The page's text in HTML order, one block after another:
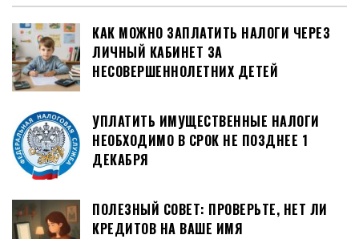
КАК МОЖНО ЗАПЛАТИТЬ НАЛОГИ ЧЕРЕЗ
ЛИЧНЫЙ КАБИНЕТ ЗА
НЕСОВЕРШЕННОЛЕТНИХ ДЕТЕЙ
УПЛАТИТЬ ИМУЩЕСТВЕННЫЕ НАЛОГИ
НЕОБХОДИМО В СРОК НЕ ПОЗДНЕЕ 1
ДЕКАБРЯ
ПОЛЕЗНЫЙ СОВЕТ: ПРОВЕРЬТЕ, НЕТ ЛИ
КРЕДИТОВ НА ВАШЕ ИМЯ